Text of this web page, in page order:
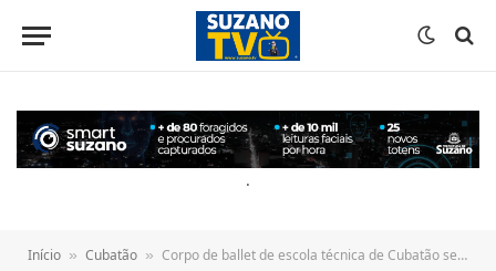
conteúdo
.
Início » Cubatão » Corpo de ballet de escola técnica de Cubatão se classifica para semifinais de festival no Chile e Argentina